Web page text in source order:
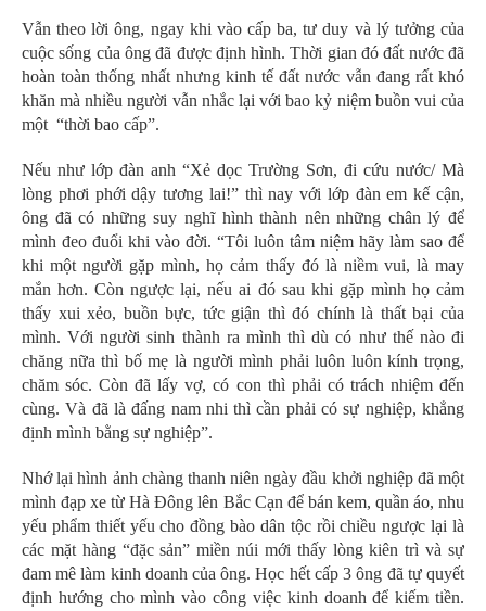
Vẫn theo lời ông, ngay khi vào cấp ba, tư duy và lý tưởng của
cuộc sống của ông đã được định hình. Thời gian đó đất nước đã
hoàn toàn thống nhất nhưng kinh tế đất nước vẫn đang rất khó
khăn mà nhiều người vẫn nhắc lại với bao kỷ niệm buồn vui của
một “thời bao cấp”.
Nếu như lớp đàn anh “Xẻ dọc Trường Sơn, đi cứu nước/ Mà
lòng phơi phới dậy tương lai!” thì nay với lớp đàn em kế cận,
ông đã có những suy nghĩ hình thành nên những chân lý để
mình đeo đuổi khi vào đời. “Tôi luôn tâm niệm hãy làm sao để
khi một người gặp mình, họ cảm thấy đó là niềm vui, là may
mắn hơn. Còn ngược lại, nếu ai đó sau khi gặp mình họ cảm
thấy xui xẻo, buồn bực, tức giận thì đó chính là thất bại của
mình. Với người sinh thành ra mình thì dù có như thế nào đi
chăng nữa thì bố mẹ là người mình phải luôn luôn kính trọng,
chăm sóc. Còn đã lấy vợ, có con thì phải có trách nhiệm đến
cùng. Và đã là đấng nam nhi thì cần phải có sự nghiệp, khẳng
định mình bằng sự nghiệp”.
Nhớ lại hình ảnh chàng thanh niên ngày đầu khởi nghiệp đã một
mình đạp xe từ Hà Đông lên Bắc Cạn để bán kem, quần áo, nhu
yếu phẩm thiết yếu cho đồng bào dân tộc rồi chiều ngược lại là
các mặt hàng “đặc sản” miền núi mới thấy lòng kiên trì và sự
đam mê làm kinh doanh của ông. Học hết cấp 3 ông đã tự quyết
định hướng cho mình vào công việc kinh doanh để kiếm tiền.